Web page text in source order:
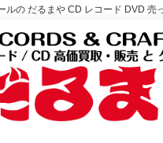
ルの だるまや CD レコード DVD